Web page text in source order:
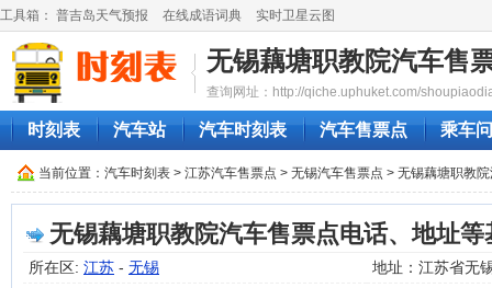
工具箱： 普吉岛天气预报 在线成语词典 实时卫星云图
无锡藕塘职教院汽车售
查询网址：http://qiche.uphuket.com/
时刻表 汽车站 汽车时刻表 汽车售票点 乘车
当前位置： 汽车时刻表 > 江苏汽车售票点 > 无锡汽车售票点 > 无锡藕塘职教
无锡藕塘职教院汽车售票点电话、地址等
所在区: 江苏 - 无锡
地址：江苏省无